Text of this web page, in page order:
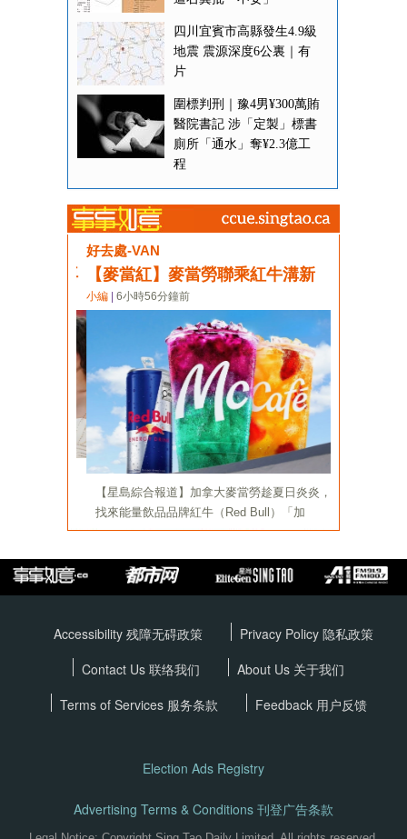
Accessibility 残障无碍政策 Privacy Policy 隐私政策
Contact Us 联络我们
About Us 关于我们
Terms of Services 服务条款 Feedback 用户反馈
Election Ads Registry
Advertising Terms & Conditions 刊登广告条款